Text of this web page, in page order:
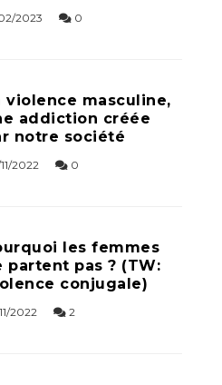
2023 0
violence masculine,
addiction créée
notre société
2022 0
les femmes
partent pas ? (TW:
conjugale)
2022 2